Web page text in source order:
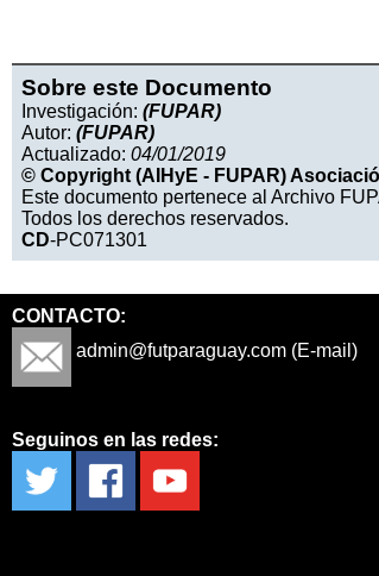
Sobre este Documento
Investigación: (FUPAR)
Autor: (FUPAR)
Actualizado: 04/01/2019
© Copyright (AIHyE - FUPAR)
Este documento pertenece al Archivo
Todos los derechos reservados.
CD-PC071301
CONTACTO:
admin@futparaguay.com (E-mail)
Seguinos en las redes: